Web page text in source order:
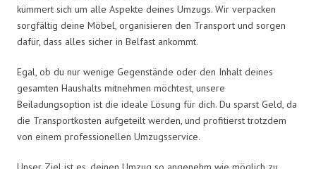
kümmert sich um alle Aspekte deines Umzugs. Wir verpacken
sorgfältig deine Möbel, organisieren den Transport und sorgen
dafür, dass alles sicher in Belfast ankommt.
Egal, ob du nur wenige Gegenstände oder den Inhalt deines
gesamten Haushalts mitnehmen möchtest, unsere
Beiladungsoption ist die ideale Lösung für dich. Du sparst Geld, da
die Transportkosten aufgeteilt werden, und profitierst trotzdem
von einem professionellen Umzugsservice.